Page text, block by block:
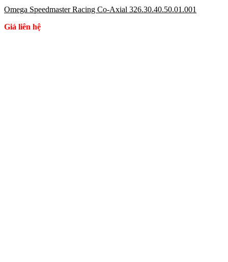
Omega Speedmaster Racing Co-Axial 326.30.40.50.01.001
Giá liên hệ